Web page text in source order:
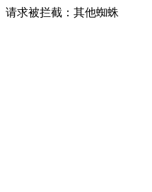
请求被拦截：其他蜘蛛